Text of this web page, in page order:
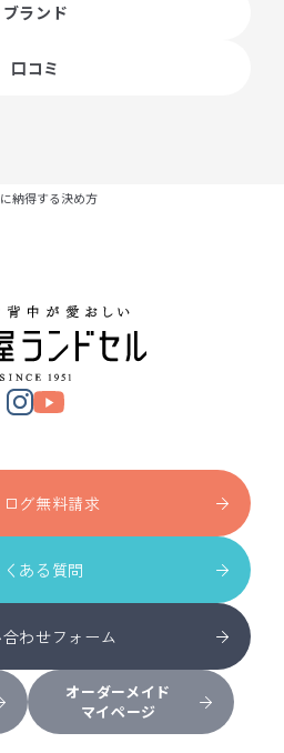
ブランド
口コミ
納得する決め方
グ無料請求
くある質問
わせフォーム
オーダーメイド
マイページ